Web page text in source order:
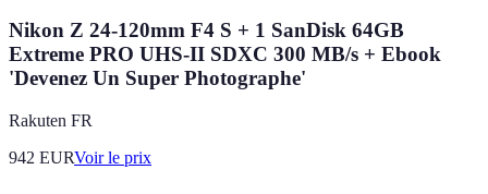
Nikon Z 24-120mm F4 S + 1 SanDisk 64GB
Extreme PRO UHS-II SDXC 300 MB/s + Ebook
'Devenez Un Super Photographe'
Rakuten FR
942 EURVoir le prix